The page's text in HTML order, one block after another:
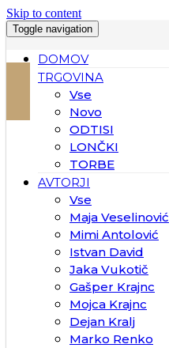
Skip to content
Toggle navigation
DOMOV
TRGOVINA
Vse
Novo
ODTISI
LONČKI
TORBE
AVTORJI
Vse
Maja Veselinović
Mimi Antolović
Istvan David
Jaka Vukotič
Gašper Krajnc
Mojca Krajnc
Dejan Kralj
Marko Renko